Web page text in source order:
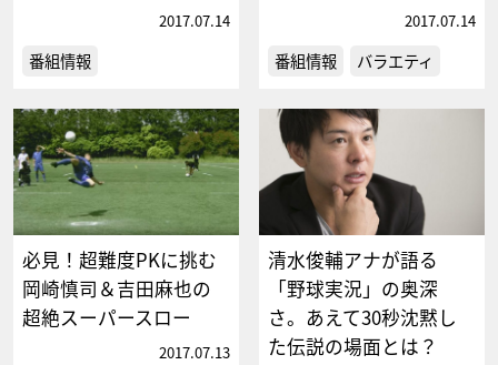
2017.07.14
番組情報
2017.07.14
番組情報 バラエティ
必見！超難度PKに挑む
岡崎慎司＆吉田麻也の
超絶スーパースロー
2017.07.13
清水俊輔アナが語る
「野球実況」の奥深
さ。あえて30秒沈黙し
た伝説の場面とは？